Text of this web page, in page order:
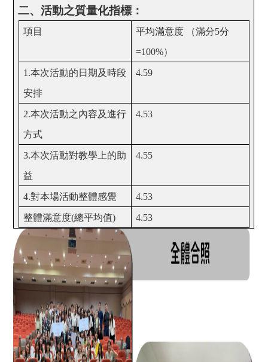
二、活動之質量化指標：
項目 平均滿意度 （滿分5分
=100%）
1.本次活動的日期及時段
安排
4.59
2.本次活動之內容及進行
方式
4.53
3.本次活動對教學上的助
益
4.55
4.對本場活動整體感覺 4.53
整體滿意度(總平均值) 4.53